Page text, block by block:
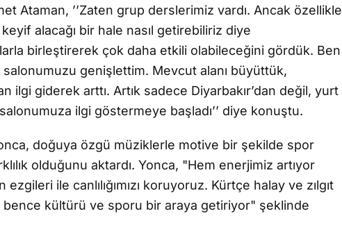
Ataman, ’’Zaten grup derslerimiz vardı. Ancak özellikle
alacağı bir hale nasıl getirebiliriz diye
birleştirerek çok daha etkili olabileceğini gördük. Ben
genişlettim. Mevcut alanı büyüttük,
ilgi giderek arttı. Artık sadece Diyarbakır’dan değil, yurt
ilgi göstermeye başladı’’ diye konuştu.
doğuya özgü müziklerle motive bir şekilde spor
olduğunu aktardı. Yonca, "Hem enerjimiz artıyor
ile canlılığımızı koruyoruz. Kürtçe halay ve zılgıt
kültürü ve sporu bir araya getiriyor" şeklinde